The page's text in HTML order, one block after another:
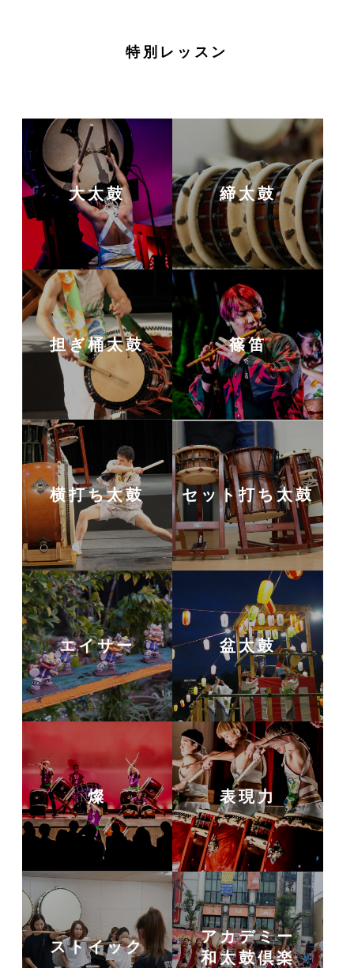
特別レッスン
大太鼓 締太鼓
担ぎ桶太鼓 篠笛
横打ち太鼓 セット打ち太鼓
エイサー 盆太鼓
燦 表現力
ストイック
アカデミー
和太鼓倶楽